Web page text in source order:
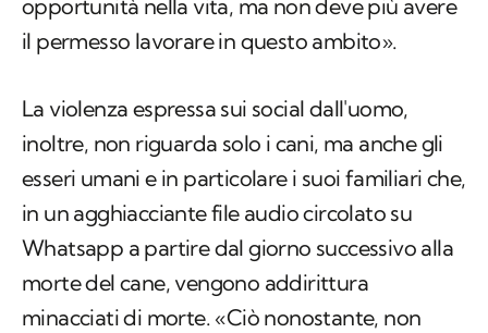
opportunità nella vita, ma non deve più avere
il permesso lavorare in questo ambito».
La violenza espressa sui social dall'uomo,
inoltre, non riguarda solo i cani, ma anche gli
esseri umani e in particolare i suoi familiari che,
in un agghiacciante file audio circolato su
Whatsapp a partire dal giorno successivo alla
morte del cane, vengono addirittura
minacciati di morte. «Ciò nonostante, non